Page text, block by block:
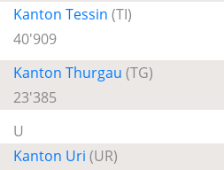
Kanton Tessin (TI)
40'909
Kanton Thurgau (TG)
23'385
U
Kanton Uri (UR)